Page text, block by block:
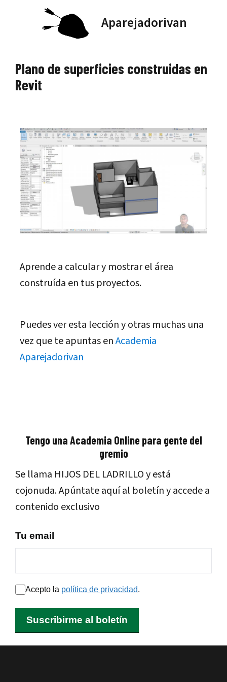
Aparejadorivan
Plano de superficies construidas en
Revit
Aprende a calcular y mostrar el área
construída en tus proyectos.
Puedes ver esta lección y otras muchas una
vez que te apuntas enAcademia
Aparejadorivan
Tengo una Academia Online para gente del
gremio
Se llama HIJOS DEL LADRILLO y está
cojonuda. Apúntate aquí al boletín y accede a
contenido exclusivo
Tu email
Acepto la política de privacidad.
Suscribirme al boletín